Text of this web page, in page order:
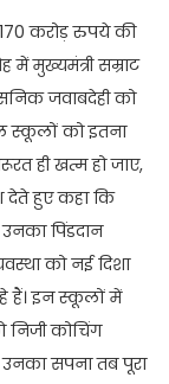
करोड़ रुपये की
मुख्यमंत्री सम्राट
जवाबदेही को
स्कूलों को इतना
ही खत्म हो जाए,
देते हुए कहा कि
पिंडदान
को नई दिशा
हैं। इन स्कूलों में
निजी कोचिंग
उनका सपना तब पूरा